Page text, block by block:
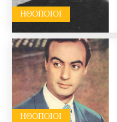
HΘΟΠΟΙΟΊ
HΘΟΠΟΙΟΊ